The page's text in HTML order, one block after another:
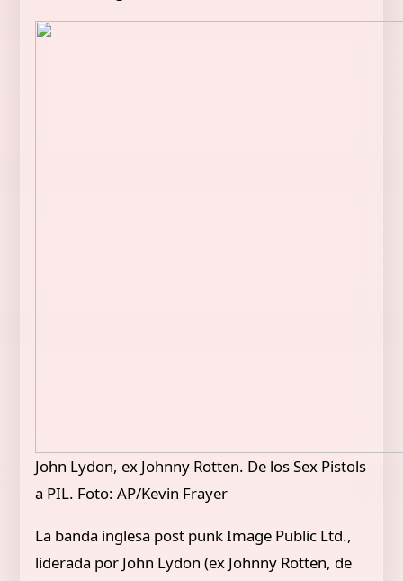
John Lydon, ex Johnny Rotten. De los Sex Pistols
a PIL. Foto: AP/Kevin Frayer
La banda inglesa post punk Image Public Ltd.,
liderada por John Lydon (ex Johnny Rotten, de